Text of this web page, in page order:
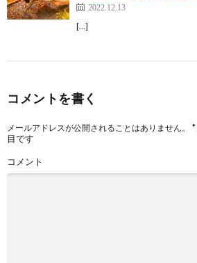
2022.12.13
[…]
コメントを書く
メールアドレスが公開されることはありません。 *
目です
コメント